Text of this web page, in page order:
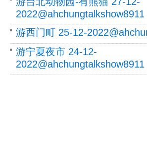
2022@ahchungtalkshow8911
游西门町 25-12-
游宁夏夜市 24-12-
2022@ahchungtalkshow8911